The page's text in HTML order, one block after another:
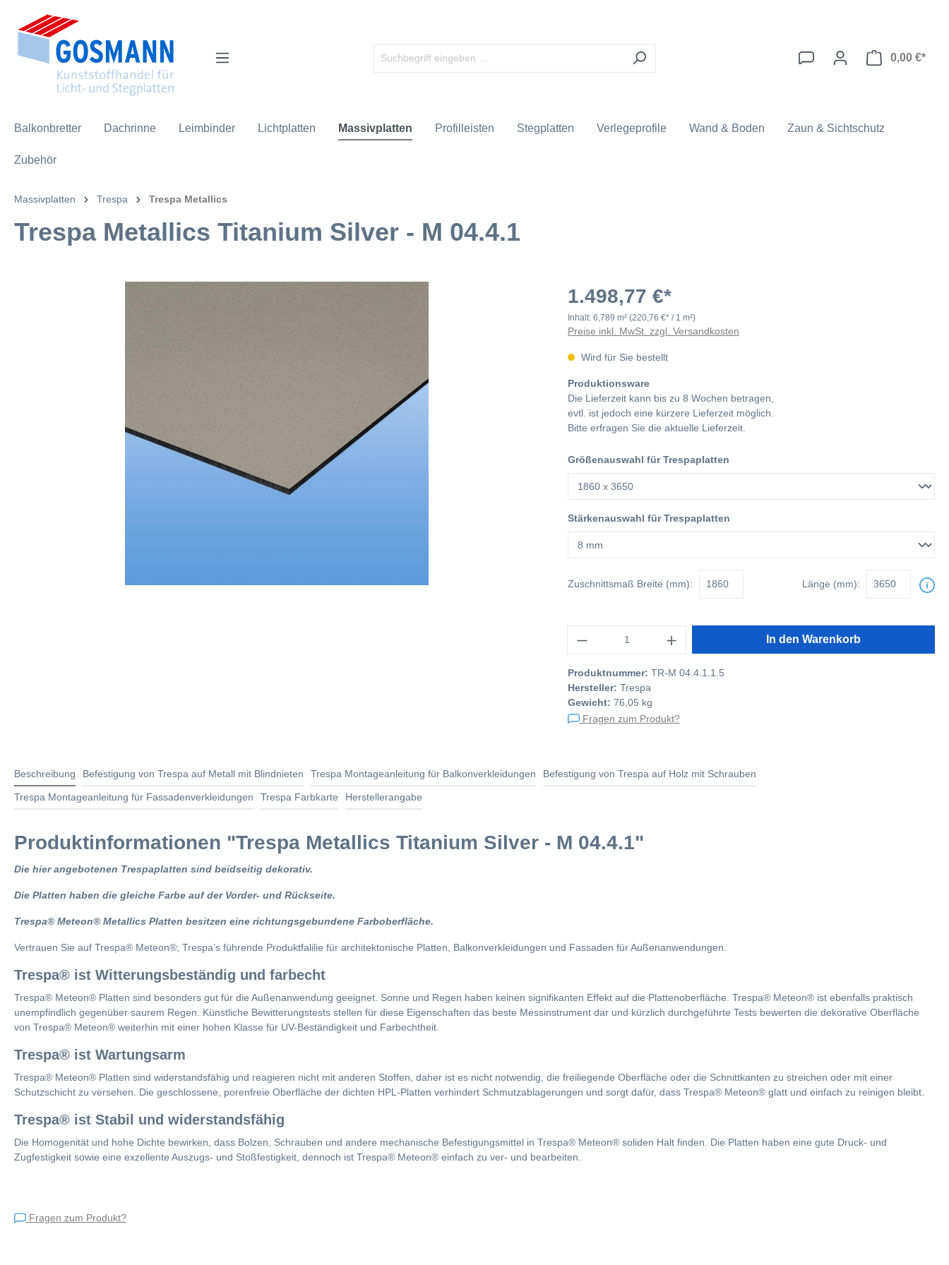
springen
0,00 €*
Balkonbretter Dachrinne Leimbinder Lichtplatten Massivplatten Profilleisten Stegplatten Verlegeprofile Wand & Boden Zaun & Sichtschutz
Zubehör
Massivplatten Trespa Trespa Metallics
Trespa Metallics Titanium Silver - M 04.4.1
1.498,77 €*
Inhalt: 6,789 m² (220,76 €* / 1 m²)
Preise inkl. MwSt. zzgl. Versandkosten
Wird für Sie bestellt
Produktionsware
Die Lieferzeit kann bis zu 8 Wochen betragen,
evtl. ist jedoch eine kürzere Lieferzeit möglich.
Bitte erfragen Sie die aktuelle Lieferzeit.
Größenauswahl für Trespaplatten
Stärkenauswahl für Trespaplatten
Zuschnittsmaß Breite (mm): Länge (mm):
In den Warenkorb
Produktnummer: TR-M 04.4.1.1.5
Hersteller: Trespa
Gewicht: 76,05 kg
Fragen zum Produkt?
Beschreibung Befestigung von Trespa auf Metall mit Blindnieten Trespa Montageanleitung für Balkonverkleidungen Befestigung von Trespa auf Holz mit Schrauben
Trespa Montageanleitung für Fassadenverkleidungen Trespa Farbkarte Herstellerangabe
Produktinformationen "Trespa Metallics Titanium Silver - M 04.4.1"
Die hier angebotenen Trespaplatten sind beidseitig dekorativ.
Die Platten haben die gleiche Farbe auf der Vorder- und Rückseite.
Trespa® Meteon® Metallics Platten besitzen eine richtungsgebundene Farboberfläche.
Vertrauen Sie auf Trespa® Meteon®; Trespa’s führende Produktfalilie für architektonische Platten, Balkonverkleidungen und Fassaden für Außenanwendungen.
Trespa® ist Witterungsbeständig und farbecht
Trespa® Meteon® Platten sind besonders gut für die Außenanwendung geeignet. Sonne und Regen haben keinen signifikanten Effekt auf die Plattenoberfläche. Trespa® Meteon® ist ebenfalls praktisch
unempfindlich gegenüber saurem Regen. Künstliche Bewitterungstests stellen für diese Eigenschaften das beste Messinstrument dar und kürzlich durchgeführte Tests bewerten die dekorative Oberfläche
von Trespa® Meteon® weiterhin mit einer hohen Klasse für UV-Beständigkeit und Farbechtheit.
Trespa® ist Wartungsarm
Trespa® Meteon® Platten sind widerstandsfähig und reagieren nicht mit anderen Stoffen, daher ist es nicht notwendig, die freiliegende Oberfläche oder die Schnittkanten zu streichen oder mit einer
Schutzschicht zu versehen. Die geschlossene, porenfreie Oberfläche der dichten HPL-Platten verhindert Schmutzablagerungen und sorgt dafür, dass Trespa® Meteon® glatt und einfach zu reinigen bleibt.
Trespa® ist Stabil und widerstandsfähig
Die Homogenität und hohe Dichte bewirken, dass Bolzen, Schrauben und andere mechanische Befestigungsmittel in Trespa® Meteon® soliden Halt finden. Die Platten haben eine gute Druck- und
Zugfestigkeit sowie eine exzellente Auszugs- und Stoßfestigkeit, dennoch ist Trespa® Meteon® einfach zu ver- und bearbeiten.
Fragen zum Produkt?